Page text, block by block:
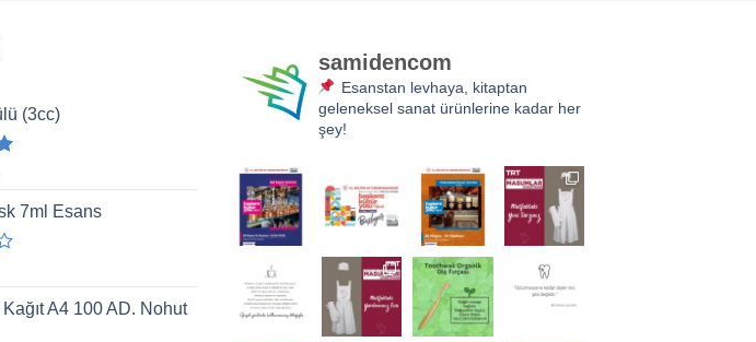
(3cc)
7ml Esans
A4 100 AD. Nohut
samidencom
Esanstan levhaya, kitaptan
geleneksel sanat ürünlerine kadar her
şey!